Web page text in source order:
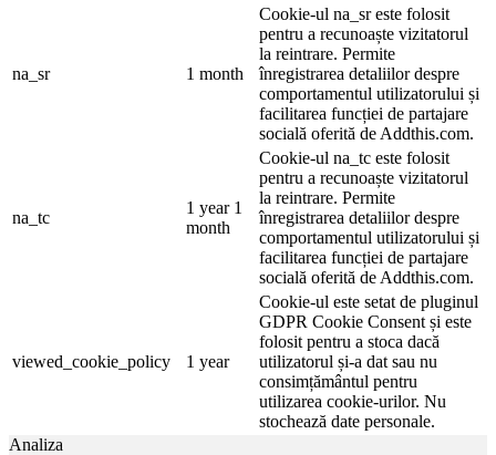
na_sr 1 month
Cookie-ul na_sr este folosit
pentru a recunoaște vizitatorul
la reintrare. Permite
înregistrarea detaliilor despre
comportamentul utilizatorului și
facilitarea funcției de partajare
socială oferită de Addthis.com.
na_tc
1 year 1
month
Cookie-ul na_tc este folosit
pentru a recunoaște vizitatorul
la reintrare. Permite
înregistrarea detaliilor despre
comportamentul utilizatorului și
facilitarea funcției de partajare
socială oferită de Addthis.com.
viewed_cookie_policy 1 year
Cookie-ul este setat de pluginul
GDPR Cookie Consent și este
folosit pentru a stoca dacă
utilizatorul și-a dat sau nu
consimțământul pentru
utilizarea cookie-urilor. Nu
stochează date personale.
Analiza